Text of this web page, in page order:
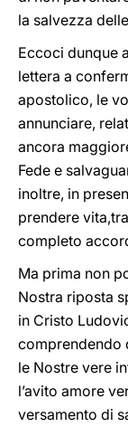
la salvezza
Eccoci dunque
lettera a
apostolico, le
annunciare,
ancora
Fede e
inoltre, in
prendere
completo
Ma prima non
Nostra riposta
in Cristo
comprendendo
le Nostre vere
l’avito amore
versamento di